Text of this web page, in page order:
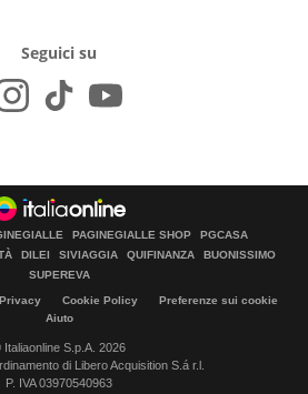
Seguici su
PAGINEGIALLE SHOP
PGCASA
DILEI SIVIAGGIA QUIFINANZA
BUONISSIMO
SUPEREVA
Privacy Cookie Policy
Preferenze sui cookie
Aiuto
Italiaonline S.p.A. 2026
di Libero Acquisition S.á r.l.
P. IVA 03970540963